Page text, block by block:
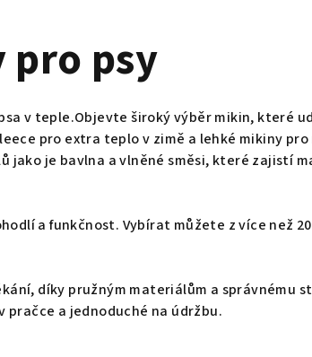
pro psy
v teple.Objevte široký výběr mikin, které
pro extra teplo v zimě a lehké mikiny
jako je bavlna a vlněné směsi, které zajistí
a funkčnost. Vybírat můžete z více než
díky pružným materiálům a správnému
pračce a jednoduché na údržbu.